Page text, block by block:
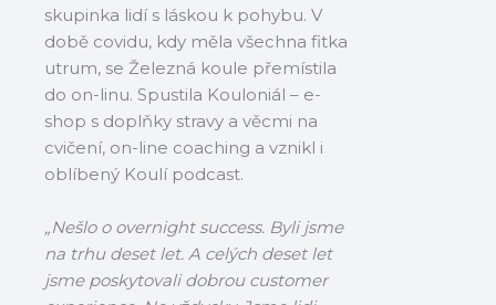
skupinka lidí s láskou k pohybu. V
době covidu, kdy měla všechna fitka
utrum, se Železná koule přemístila
do on-linu. Spustila Kouloniál – e-
shop s doplňky stravy a věcmi na
cvičení, on-line coaching a vznikl i
oblíbený Koulí podcast.
„Nešlo o overnight success. Byli jsme
na trhu deset let. A celých deset let
jsme poskytovali dobrou customer